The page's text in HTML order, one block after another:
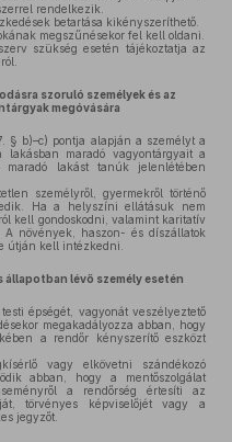
rendelkezik.
betartása kikényszeríthető.
megszűnésekor fel kell oldani.
szükség esetén tájékoztatja az
szoruló személyek és az
megóvására
§ b)–c) pontja alapján a személyt a
maradó vagyontárgyait a
lakást tanúk jelenlétében
személyről, gyermekről történő
Ha a helyszíni ellátásuk nem
kell gondoskodni, valamint karitatív
növények, haszon- és díszállatok
útján kell intézkedni.
lévő személy esetén
épségét, vagyonát veszélyeztető
megakadályozza abban, hogy
a rendőr kényszerítő eszközt
vagy elkövetni szándékozó
abban, hogy a mentőszolgálat
a rendőrség értesíti az
törvényes képviselőjét vagy a
jegyzőt.